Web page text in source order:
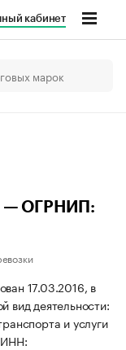
кабинет
— ОГРНИП:
17.03.2016, в
вид деятельности:
и услуги
ИНН: